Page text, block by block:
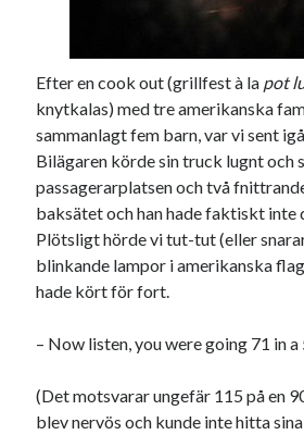
Etiketter
#blogg100
barnen basket
död England fest
historia hotell
Julkalenderfacit
julkalendern 2021 Julkalendern
minnen mode
Efter en cook out (grillfest à la pot
knytkalas) med tre amerikanska
sammanlagt fem barn, var vi sent
Bilägaren körde sin truck lugnt och
passagerarplatsen och två
baksätet och han hade faktiskt inte
Plötsligt hörde vi tut-tut (eller
blinkande lampor i amerikanska
hade kört för fort.
– Now listen, you were going 71 in a
(Det motsvarar ungefär 115 på en
blev nervös och kunde inte hitta sina